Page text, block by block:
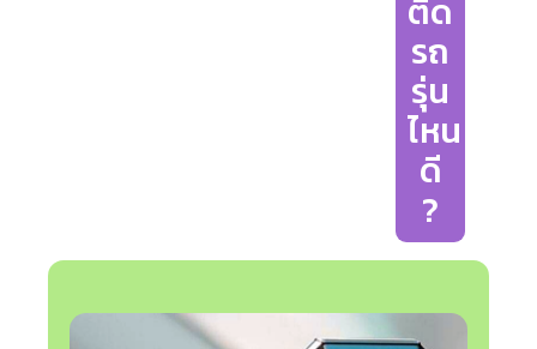
ติด
รถ
รุ่น
ไหน
ดี
?